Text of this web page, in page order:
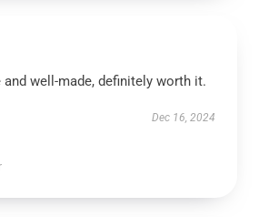
well-made, definitely worth it.
Dec 16, 2024